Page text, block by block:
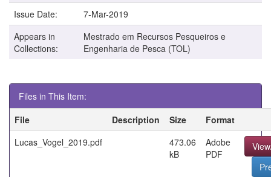
Issue Date:
7-Mar-2019
Appears in
Collections:
Mestrado em Recursos Pesqueiros e
Engenharia de Pesca (TOL)
Files in This Item:
File
Description Size
Format
Lucas_Vogel_2019.pdf
473.06
kB
Adobe
PDF